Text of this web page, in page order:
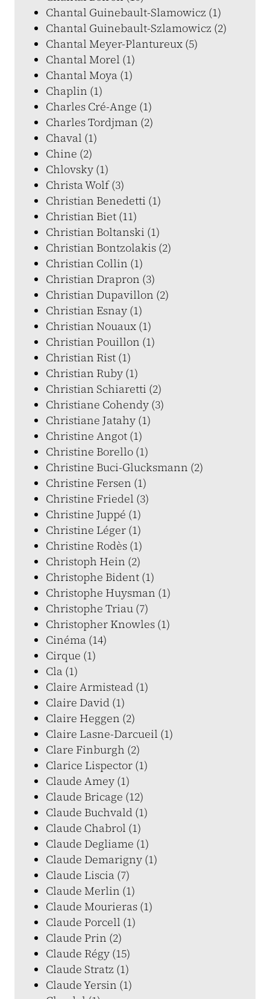
Chantal Guinebault-Slamowicz (1)
Chantal Guinebault-Szlamowicz (2)
Chantal Meyer-Plantureux (5)
Chantal Morel (1)
Chantal Moya (1)
Chaplin (1)
Charles Cré-Ange (1)
Charles Tordjman (2)
Chaval (1)
Chine (2)
Chlovsky (1)
Christa Wolf (3)
Christian Benedetti (1)
Christian Biet (11)
Christian Boltanski (1)
Christian Bontzolakis (2)
Christian Collin (1)
Christian Drapron (3)
Christian Dupavillon (2)
Christian Esnay (1)
Christian Nouaux (1)
Christian Pouillon (1)
Christian Rist (1)
Christian Ruby (1)
Christian Schiaretti (2)
Christiane Cohendy (3)
Christiane Jatahy (1)
Christine Angot (1)
Christine Borello (1)
Christine Buci-Glucksmann (2)
Christine Fersen (1)
Christine Friedel (3)
Christine Juppé (1)
Christine Léger (1)
Christine Rodès (1)
Christoph Hein (2)
Christophe Bident (1)
Christophe Huysman (1)
Christophe Triau (7)
Christopher Knowles (1)
Cinéma (14)
Cirque (1)
Cla (1)
Claire Armistead (1)
Claire David (1)
Claire Heggen (2)
Claire Lasne-Darcueil (1)
Clare Finburgh (2)
Clarice Lispector (1)
Claude Amey (1)
Claude Bricage (12)
Claude Buchvald (1)
Claude Chabrol (1)
Claude Degliame (1)
Claude Demarigny (1)
Claude Liscia (7)
Claude Merlin (1)
Claude Mourieras (1)
Claude Porcell (1)
Claude Prin (2)
Claude Régy (15)
Claude Stratz (1)
Claude Yersin (1)